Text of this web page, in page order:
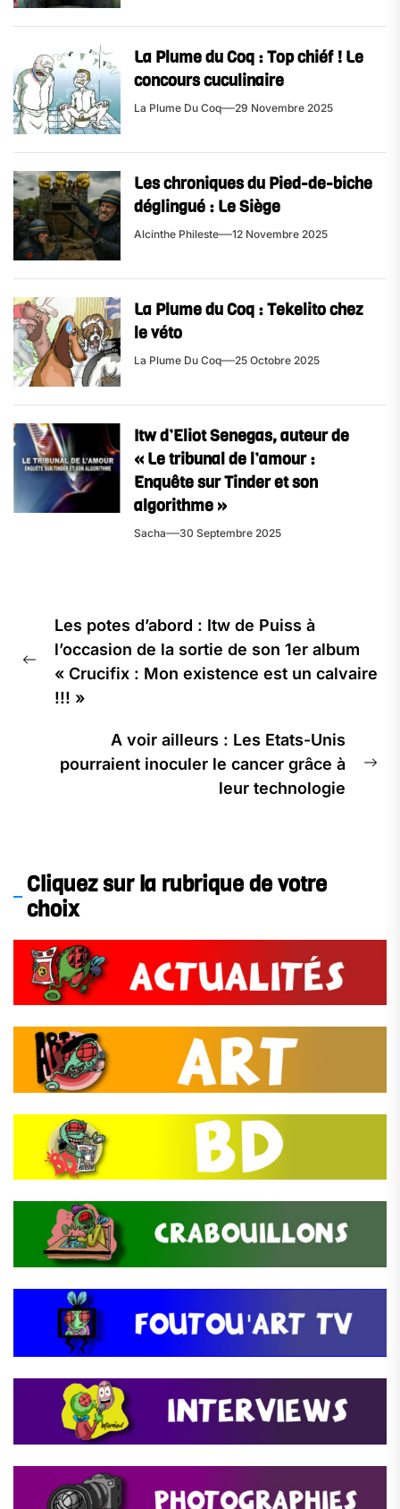
La Plume du Coq : Top chiéf ! Le
concours cuculinaire
La Plume Du Coq 29 Novembre 2025
Les chroniques du Pied-de-biche
déglingué​ : Le Siège
Alcinthe Phileste 12 Novembre 2025
La Plume du Coq : Tekelito chez
le véto
La Plume Du Coq 25 Octobre 2025
Itw d’Eliot Senegas, auteur de
« Le tribunal de l’amour :
Enquête sur Tinder et son
algorithme »
Sacha 30 Septembre 2025
l’article
Previous
post:
Les potes d’abord : Itw de Puiss à
l’occasion de la sortie de son 1er album
« Crucifix : Mon existence est un calvaire
!!! »
A voir ailleurs : Les Etats-Unis
pourraient inoculer le cancer grâce à
leur technologie
Cliquez sur la rubrique de votre
choix